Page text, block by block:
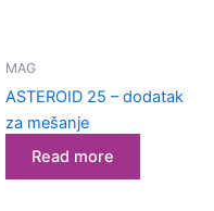
MAG
ASTEROID 25 – dodatak
za mešanje
Read more